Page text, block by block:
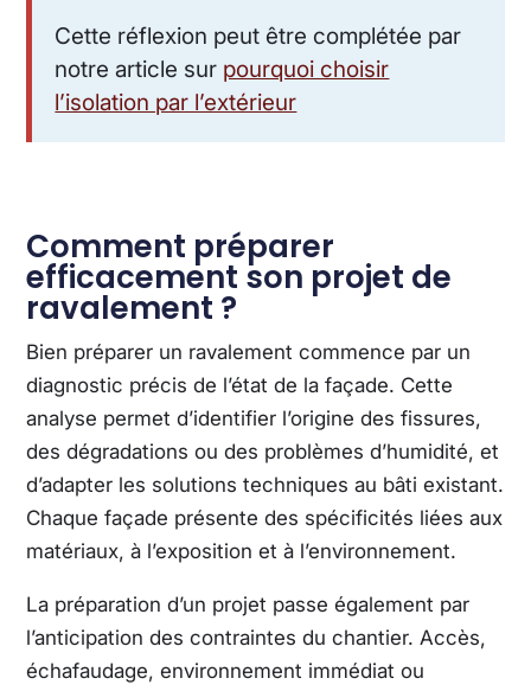
Cette réflexion peut être complétée par
notre article sur pourquoi choisir
l’isolation par l’extérieur
Comment préparer
efficacement son projet de
ravalement ?
Bien préparer un ravalement commence par un
diagnostic précis de l’état de la façade. Cette
analyse permet d’identifier l’origine des fissures,
des dégradations ou des problèmes d’humidité, et
d’adapter les solutions techniques au bâti existant.
Chaque façade présente des spécificités liées aux
matériaux, à l’exposition et à l’environnement.
La préparation d’un projet passe également par
l’anticipation des contraintes du chantier. Accès,
échafaudage, environnement immédiat ou